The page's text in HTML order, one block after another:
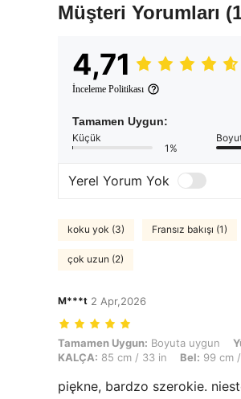
Müşteri Yorumları
4,71
İnceleme Politikası
Tamamen Uygun:
Küçük
1%
Yerel Yorum Yok
koku yok (3) Fransız bakışı (1)
çok uzun (2)
M***t 2 Apr,2026
Tamamen Uygun: Boyuta uygun,
Tamamen Uygun: Boyuta uygun
KALÇA: 85 cm / 33 in Bel: 99 cm
piękne, bardzo szerokie.